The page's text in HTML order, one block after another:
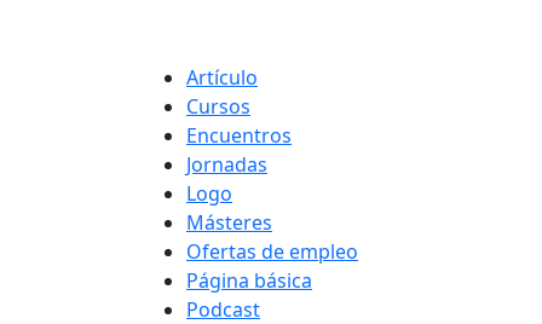
Tipo de contenido
Artículo
Cursos
Encuentros
Jornadas
Logo
Másteres
Ofertas de empleo
Página básica
Podcast